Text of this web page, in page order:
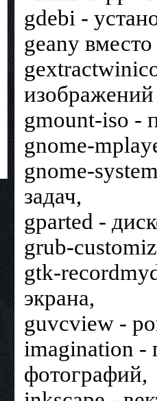
gdebi -
geany
gmount-iso -
gnome-
gnome-
задач,
gparted -
grub-
gtk-
экрана,
guvcview -
imagination -
фотографий,